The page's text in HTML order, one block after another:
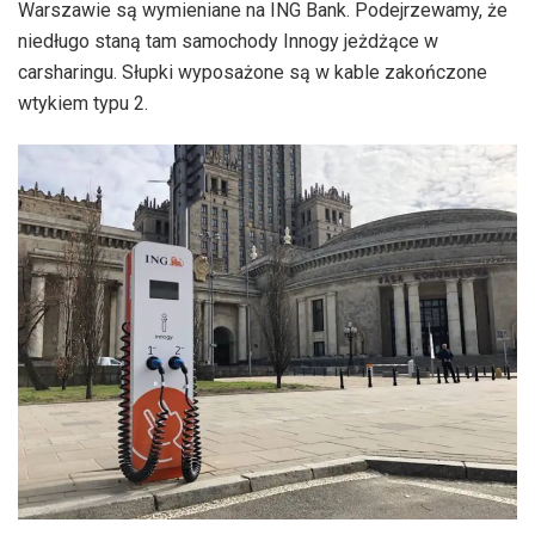
Warszawie są wymieniane na ING Bank. Podejrzewamy, że
niedługo staną tam samochody Innogy jeżdżące w
carsharingu. Słupki wyposażone są w kable zakończone
wtykiem typu 2.